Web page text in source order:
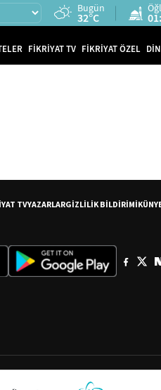
Bugün
32°C
FİKRİYAT TV FİKRİYAT ÖZEL
TVYAZARLARGİZLİLİK BİLDİRİMİ